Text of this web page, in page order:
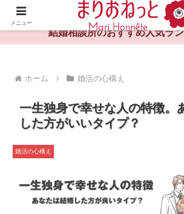
婚活や出会いの体験談・評判・秘訣がわか
結婚相談所のおすすめ人気ラ
ホーム 婚活の心構え
一生独身で幸せな人の特徴。
した方がいいタイプ？
婚活の心構え
メニュー